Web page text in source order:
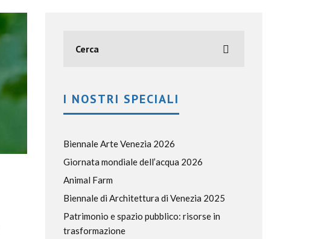
I NOSTRI SPECIALI
Biennale Arte Venezia 2026
Giornata mondiale dell’acqua 2026
Animal Farm
Biennale di Architettura di Venezia 2025
Patrimonio e spazio pubblico: risorse in
trasformazione